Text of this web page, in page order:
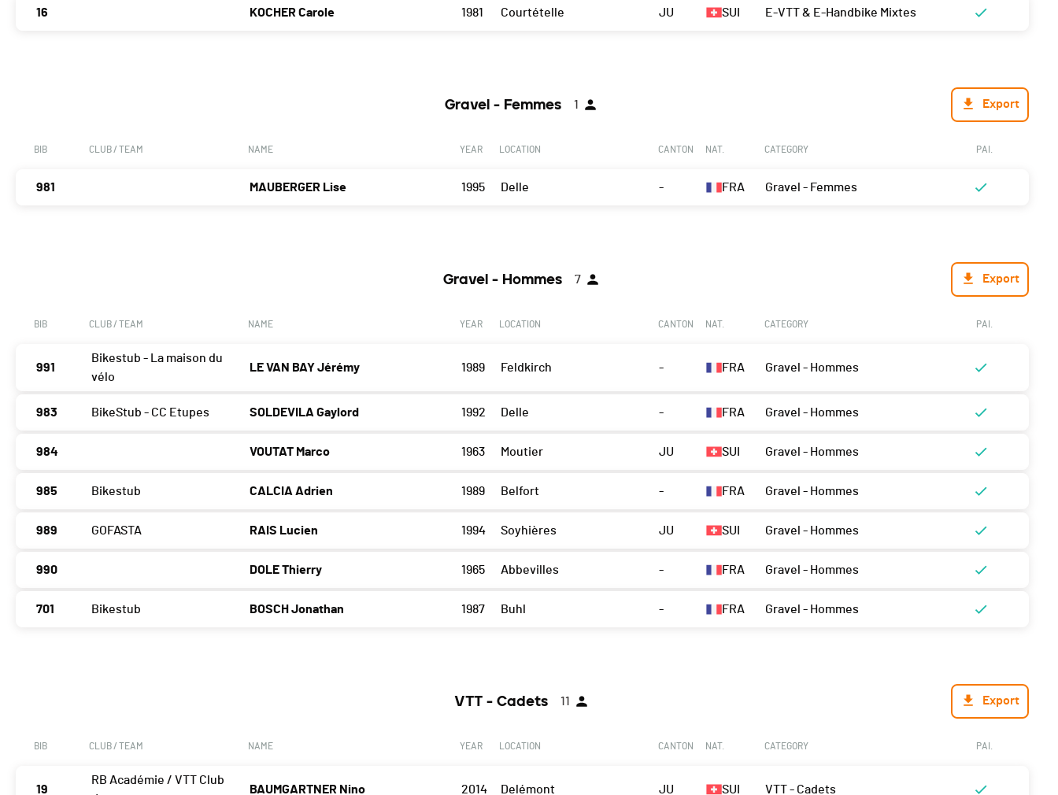
16 KOCHER Carole 1981 Courtételle JU SUI E-VTT & E-Handbike Mixtes
Gravel - Femmes 1 Export
BIB CLUB / TEAM NAME YEAR LOCATION CANTON NAT. CATEGORY PAI.
981 MAUBERGER Lise 1995 Delle - FRA Gravel - Femmes
Gravel - Hommes 7 Export
BIB CLUB / TEAM NAME YEAR LOCATION CANTON NAT. CATEGORY PAI.
991
Bikestub - La maison du
vélo
LE VAN BAY Jérémy 1989 Feldkirch - FRA Gravel - Hommes
983 BikeStub - CC Etupes SOLDEVILA Gaylord 1992 Delle - FRA Gravel - Hommes
984 VOUTAT Marco 1963 Moutier JU SUI Gravel - Hommes
985 Bikestub CALCIA Adrien 1989 Belfort - FRA Gravel - Hommes
989 GOFASTA RAIS Lucien 1994 Soyhières JU SUI Gravel - Hommes
990 DOLE Thierry 1965 Abbevilles - FRA Gravel - Hommes
701 Bikestub BOSCH Jonathan 1987 Buhl - FRA Gravel - Hommes
VTT - Cadets 11 Export
BIB CLUB / TEAM NAME YEAR LOCATION CANTON NAT. CATEGORY PAI.
19
RB Académie / VTT Club
BAUMGARTNER Nino 2014 Delémont JU SUI VTT - Cadets